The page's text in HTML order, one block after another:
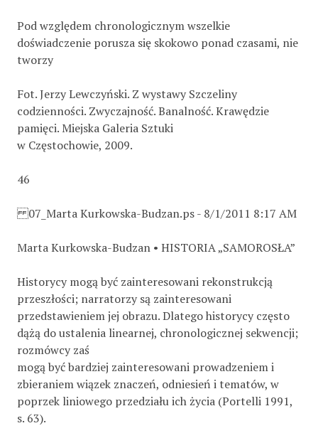
Pod względem chronologicznym wszelkie
doświadczenie porusza się skokowo ponad czasami, nie
tworzy
Fot. Jerzy Lewczyński. Z wystawy Szczeliny
codzienności. Zwyczajność. Banalność. Krawędzie
pamięci. Miejska Galeria Sztuki
w Częstochowie, 2009.
46
07_Marta Kurkowska-Budzan.ps - 8/1/2011 8:17 AM
Marta Kurkowska-Budzan • HISTORIA „SAMOROSŁA”
Historycy mogą być zainteresowani rekonstrukcją
przeszłości; narratorzy są zainteresowani
przedstawieniem jej obrazu. Dlatego historycy często
dążą do ustalenia linearnej, chronologicznej sekwencji;
rozmówcy zaś
mogą być bardziej zainteresowani prowadzeniem i
zbieraniem wiązek znaczeń, odniesień i tematów, w
poprzek liniowego przedziału ich życia (Portelli 1991,
s. 63).